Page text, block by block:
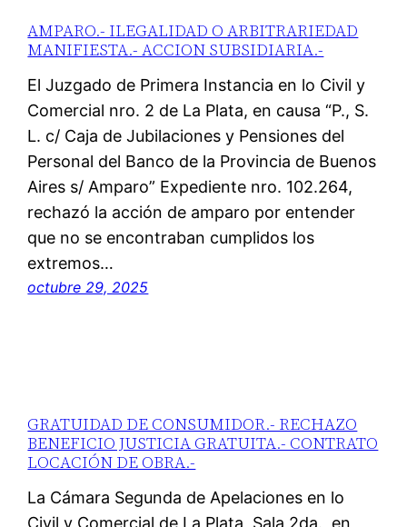
AMPARO.- ILEGALIDAD O ARBITRARIEDAD
MANIFIESTA.- ACCION SUBSIDIARIA.-
El Juzgado de Primera Instancia en lo Civil y
Comercial nro. 2 de La Plata, en causa “P., S.
L. c/ Caja de Jubilaciones y Pensiones del
Personal del Banco de la Provincia de Buenos
Aires s/ Amparo” Expediente nro. 102.264,
rechazó la acción de amparo por entender
que no se encontraban cumplidos los
extremos…
octubre 29, 2025
GRATUIDAD DE CONSUMIDOR.- RECHAZO
BENEFICIO JUSTICIA GRATUITA.- CONTRATO
LOCACIÓN DE OBRA.-
La Cámara Segunda de Apelaciones en lo
Civil y Comercial de La Plata, Sala 2da., en